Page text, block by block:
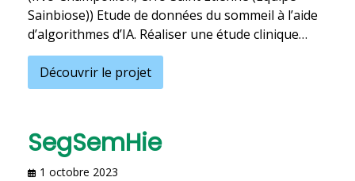
Sainbiose)) Etude de données du sommeil à l’aide
d’algorithmes d’IA. Réaliser une étude clinique…
Découvrir le projet
SegSemHie
1 octobre 2023